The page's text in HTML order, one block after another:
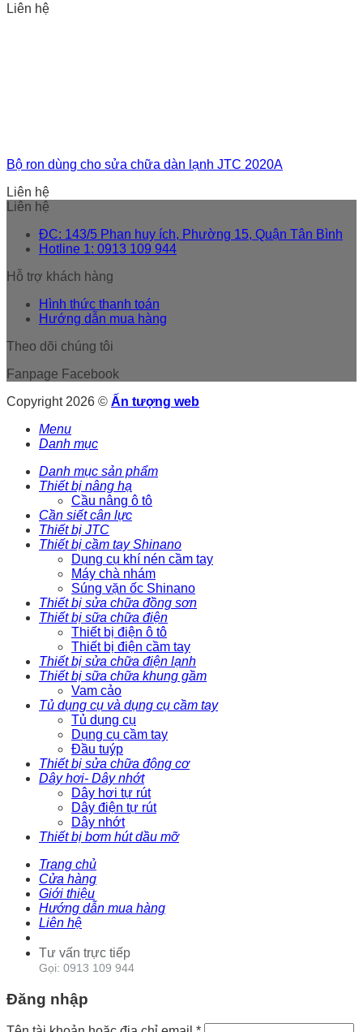
Liên hệ
Bộ ron dùng cho sửa chữa dàn lạnh JTC 2020A
Liên hệ
Liên hệ
ĐC: 143/5 Phan huy ích, Phường 15, Quận Tân Bình
Hotline 1: 0913 109 944
Hỗ trợ khách hàng
Hình thức thanh toán
Hướng dẫn mua hàng
Theo dõi chúng tôi
Fanpage Facebook
Copyright 2026 © Ấn tượng web
Menu
Danh mục
Danh mục sản phẩm
Thiết bị nâng hạ
Cầu nâng ô tô
Cần siết cân lực
Thiết bị JTC
Thiết bị cầm tay Shinano
Dụng cụ khí nén cầm tay
Máy chà nhám
Súng vặn ốc Shinano
Thiết bị sửa chữa đồng sơn
Thiết bị sữa chữa điện
Thiết bị điện ô tô
Thiết bị điện cầm tay
Thiết bị sửa chữa điện lạnh
Thiết bị sữa chữa khung gầm
Vam cảo
Tủ dụng cụ và dụng cụ cầm tay
Tủ dụng cụ
Dụng cụ cầm tay
Đầu tuýp
Thiết bị sửa chữa động cơ
Dây hơi- Dây nhớt
Dây hơi tự rút
Dây điện tự rút
Dây nhớt
Thiết bị bơm hút dầu mỡ
Trang chủ
Cửa hàng
Giới thiệu
Hướng dẫn mua hàng
Liên hệ
Tư vấn trực tiếp
Gọi: 0913 109 944
Đăng nhập